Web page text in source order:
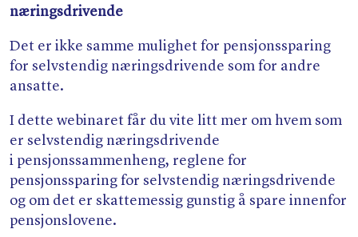
næringsdrivende
Det er ikke samme mulighet for pensjonssparing
for selvstendig næringsdrivende som for andre
ansatte.
I dette webinaret får du vite litt mer om hvem som
er selvstendig næringsdrivende
i pensjonssammenheng, reglene for
pensjonssparing for selvstendig næringsdrivende
og om det er skattemessig gunstig å spare innenfor
pensjonslovene.